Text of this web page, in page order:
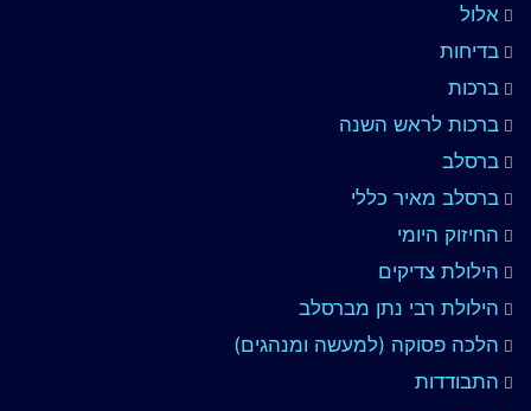
אלול
בדיחות
ברכות
ברכות לראש השנה
ברסלב
ברסלב מאיר כללי
החיזוק היומי
הילולת צדיקים
הילולת רבי נתן מברסלב
הלכה פסוקה (למעשה ומנהגים)
התבודדות